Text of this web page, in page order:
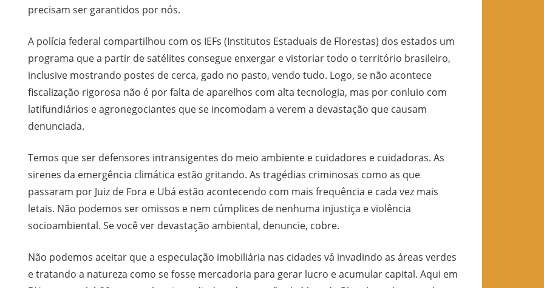
precisam ser garantidos por nós.
A polícia federal compartilhou com os IEFs (Institutos Estaduais de Florestas) dos estados um
programa que a partir de satélites consegue enxergar e vistoriar todo o território brasileiro,
inclusive mostrando postes de cerca, gado no pasto, vendo tudo. Logo, se não acontece
fiscalização rigorosa não é por falta de aparelhos com alta tecnologia, mas por conluio com
latifundiários e agronegociantes que se incomodam a verem a devastação que causam
denunciada.
Temos que ser defensores intransigentes do meio ambiente e cuidadores e cuidadoras. As
sirenes da emergência climática estão gritando. As tragédias criminosas como as que
passaram por Juiz de Fora e Ubá estão acontecendo com mais frequência e cada vez mais
letais. Não podemos ser omissos e nem cúmplices de nenhuma injustiça e violência
socioambiental. Se você ver devastação ambiental, denuncie, cobre.
Não podemos aceitar que a especulação imobiliária nas cidades vá invadindo as áreas verdes
e tratando a natureza como se fosse mercadoria para gerar lucro e acumular capital. Aqui em